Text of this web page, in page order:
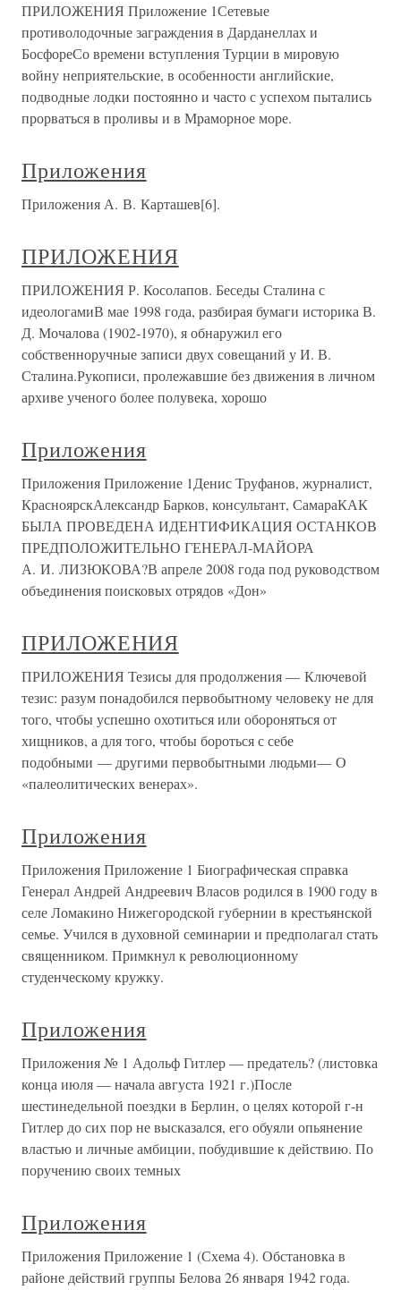
ПРИЛОЖЕНИЯ Приложение 1Сетевые
противолодочные заграждения в Дарданеллах и
БосфореСо времени вступления Турции в мировую
войну неприятельские, в особенности английские,
подводные лодки постоянно и часто с успехом пытались
прорваться в проливы и в Мраморное море.
Приложения
Приложения А. В. Карташев[6].
ПРИЛОЖЕНИЯ
ПРИЛОЖЕНИЯ Р. Косолапов. Беседы Сталина с
идеологамиВ мае 1998 года, разбирая бумаги историка В.
Д. Мочалова (1902-1970), я обнаружил его
собственноручные записи двух совещаний у И. В.
Сталина.Рукописи, пролежавшие без движения в личном
архиве ученого более полувека, хорошо
Приложения
Приложения Приложение 1Денис Труфанов, журналист,
КрасноярскАлександр Барков, консультант, СамараКАК
БЫЛА ПРОВЕДЕНА ИДЕНТИФИКАЦИЯ ОСТАНКОВ
ПРЕДПОЛОЖИТЕЛЬНО ГЕНЕРАЛ-МАЙОРА
А. И. ЛИЗЮКОВА?В апреле 2008 года под руководством
объединения поисковых отрядов «Дон»
ПРИЛОЖЕНИЯ
ПРИЛОЖЕНИЯ Тезисы для продолжения — Ключевой
тезис: разум понадобился первобытному человеку не для
того, чтобы успешно охотиться или обороняться от
хищников, а для того, чтобы бороться с себе
подобными — другими первобытными людьми— О
«палеолитических венерах».
Приложения
Приложения Приложение 1 Биографическая справка
Генерал Андрей Андреевич Власов родился в 1900 году в
селе Ломакино Нижегородской губернии в крестьянской
семье. Учился в духовной семинарии и предполагал стать
священником. Примкнул к революционному
студенческому кружку.
Приложения
Приложения № 1 Адольф Гитлер — предатель? (листовка
конца июля — начала августа 1921 г.)После
шестинедельной поездки в Берлин, о целях которой г-н
Гитлер до сих пор не высказался, его обуяли опьянение
властью и личные амбиции, побудившие к действию. По
поручению своих темных
Приложения
Приложения Приложение 1 (Схема 4). Обстановка в
районе действий группы Белова 26 января 1942 года.